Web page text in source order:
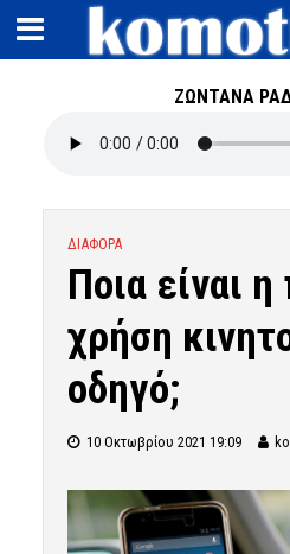
ΖΩΝΤΑΝΑ
ΔΙΑΦΟΡΑ
Ποια είναι η
χρήση
οδηγό;
10 Οκτωβρίου 2021 19:09